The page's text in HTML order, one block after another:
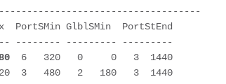
  6   320   0     0   3  1440
3   480   2   180   3  1440